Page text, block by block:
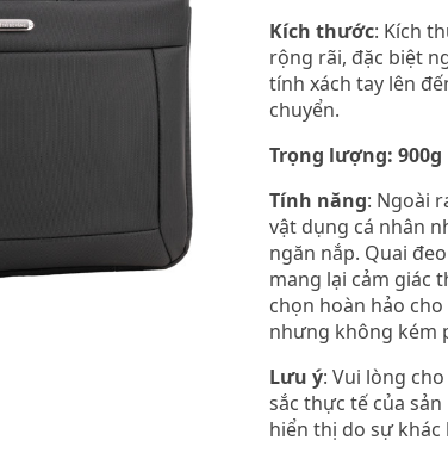
Kích thước: Kích
rộng rãi, đặc biệt
tính xách tay lên
chuyển.
Trọng lượng: 900g
Tính năng: Ngoài
vật dụng cá nhân
ngăn nắp. Quai
mang lại cảm giác
chọn hoàn hảo
nhưng không kém
Lưu ý: Vui lòng
sắc thực tế của
hiển thị do sự